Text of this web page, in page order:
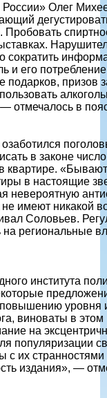
Олег
Пробовать
сократить
и его
подарков, призов
отмечалось в
в законе
квартире.
в настоящие
невероятную
имеют никакой
Соловьев.
на региональные
института
повышению уровня
виноваты в этом
на
популяризации
с их
издания», —